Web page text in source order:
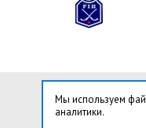
Мы используем
аналитики.